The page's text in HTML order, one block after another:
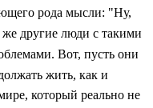
рода мысли: "Ну,
другие люди с такими
Вот, пусть они
жить, как и
который реально не